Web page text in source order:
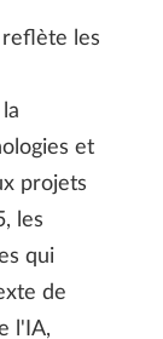
reflète les
et
projets
les
qui
de
l'IA,